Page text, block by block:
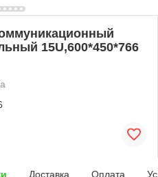
15U,600*450*766
Доставка Оплата